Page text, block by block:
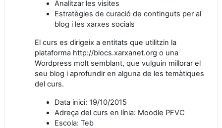
Analitzar les visites
Estratègies de curació de continguts per al
blog i les xarxes socials
El curs es dirigeix a entitats que utilitzin la
plataforma http://blocs.xarxanet.org o una
Wordpress molt semblant, que vulguin millorar el
seu blog i aprofundir en alguna de les temàtiques
del curs.
Data inici: 19/10/2015
Adreça del curs en línia: Moodle PFVC
Escola: Teb